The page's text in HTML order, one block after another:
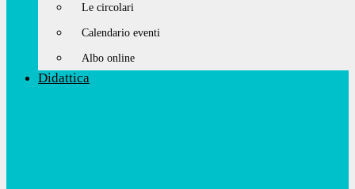
Le circolari
Calendario eventi
Albo online
Didattica